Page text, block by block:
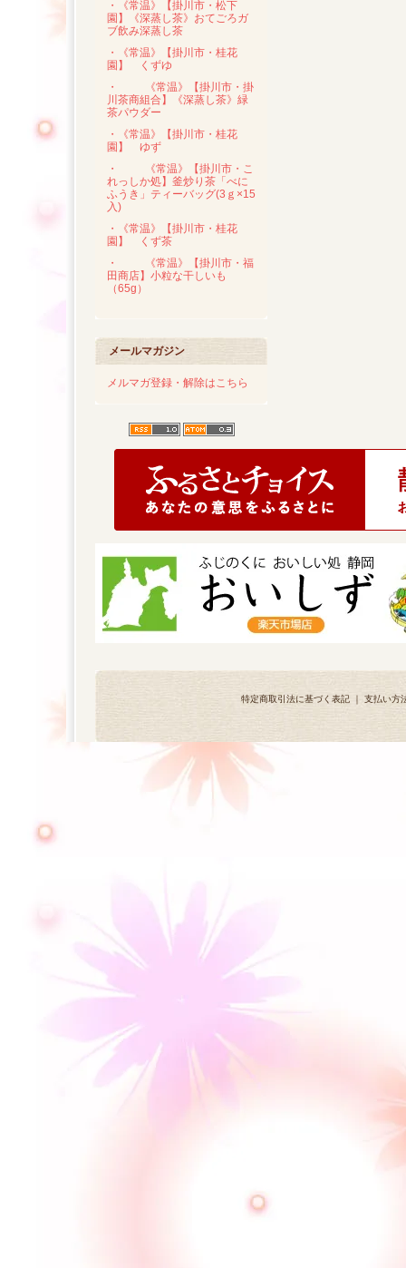
・《常温》【掛川市・松下
園】《深蒸し茶》おてごろガ
ブ飲み深蒸し茶
・《常温》【掛川市・桂花
園】 くずゆ
・
《常温》【掛川市・掛
川茶商組合】《深蒸し茶》緑
茶パウダー
・《常温》【掛川市・桂花
園】 ゆず
・
《常温》【掛川市・こ
れっしか処】釜炒り茶「べに
ふうき」ティーバッグ(3ｇ×15
入)
・《常温》【掛川市・桂花
園】 くず茶
・
《常温》【掛川市・福
田商店】小粒な干しいも
（65g）
メールマガジン
メルマガ登録・解除はこちら
特定商取引法に基づく表記 ｜ 支払い方